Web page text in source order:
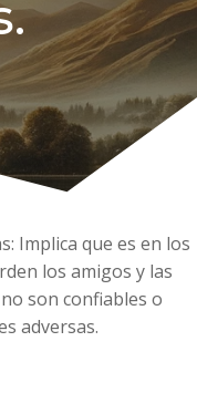
Implica que es en los
los amigos y las
son confiables o
adversas.